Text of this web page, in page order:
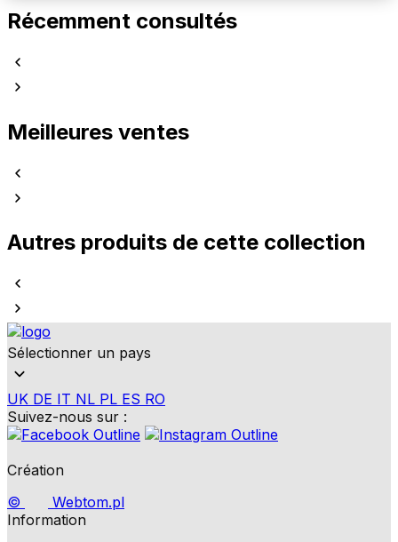
Récemment consultés
Meilleures ventes
Autres produits de cette collection
Sélectionner un pays
UK DE IT NL PL ES RO
Suivez-nous sur :
Création
©
Webtom.pl
Information